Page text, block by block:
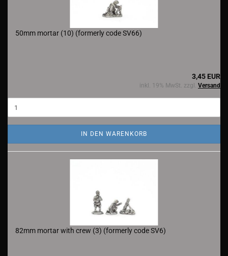
50mm mortar (10) (formerly code SV66)
3,45 EUR
inkl. 19% MwSt. zzgl. Versand
IN DEN WARENKORB
82mm mortar with crew (3) (formerly code SV6)